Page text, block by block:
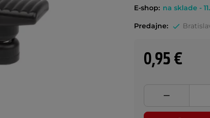
E-shop: na sklade -
Predajne:
0,95 €